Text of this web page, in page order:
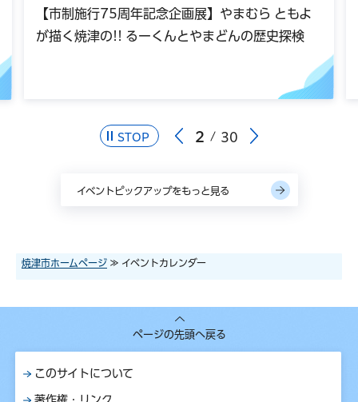
STOP 2 30
【市制施行75周年記念企画展】やまむら ともよ
が描く焼津の!! るーくんとやまどんの歴史探検
イベントピックアップをもっと見る
焼津市ホームページ ≫ イベントカレンダー
ページの先頭へ戻る
このサイトについて